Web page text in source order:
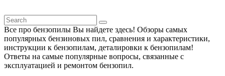
Все про бензопилы Вы найдете здесь! Обзоры самых
популярных бензиновых пил, сравнения и характеристики,
инструкции к бензопилам, деталировки к бензопилам!
Ответы на самые популярные вопросы, связанные с
эксплуатацией и ремонтом бензопил.